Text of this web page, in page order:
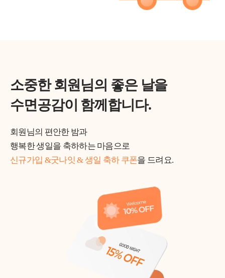
소중한 회원님의 좋은 날을
수면공감이 함께합니다.
회원님의 편안한 밤과
행복한 생일을 축하하는 마음으로
신규가입 &굿나잇 & 생일 축하 쿠폰을 드려요.